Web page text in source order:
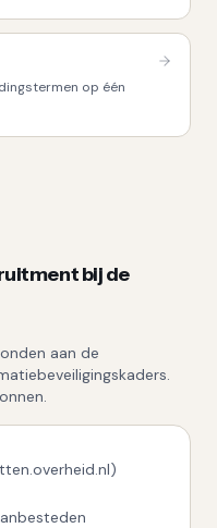
op één
bij de
aan de